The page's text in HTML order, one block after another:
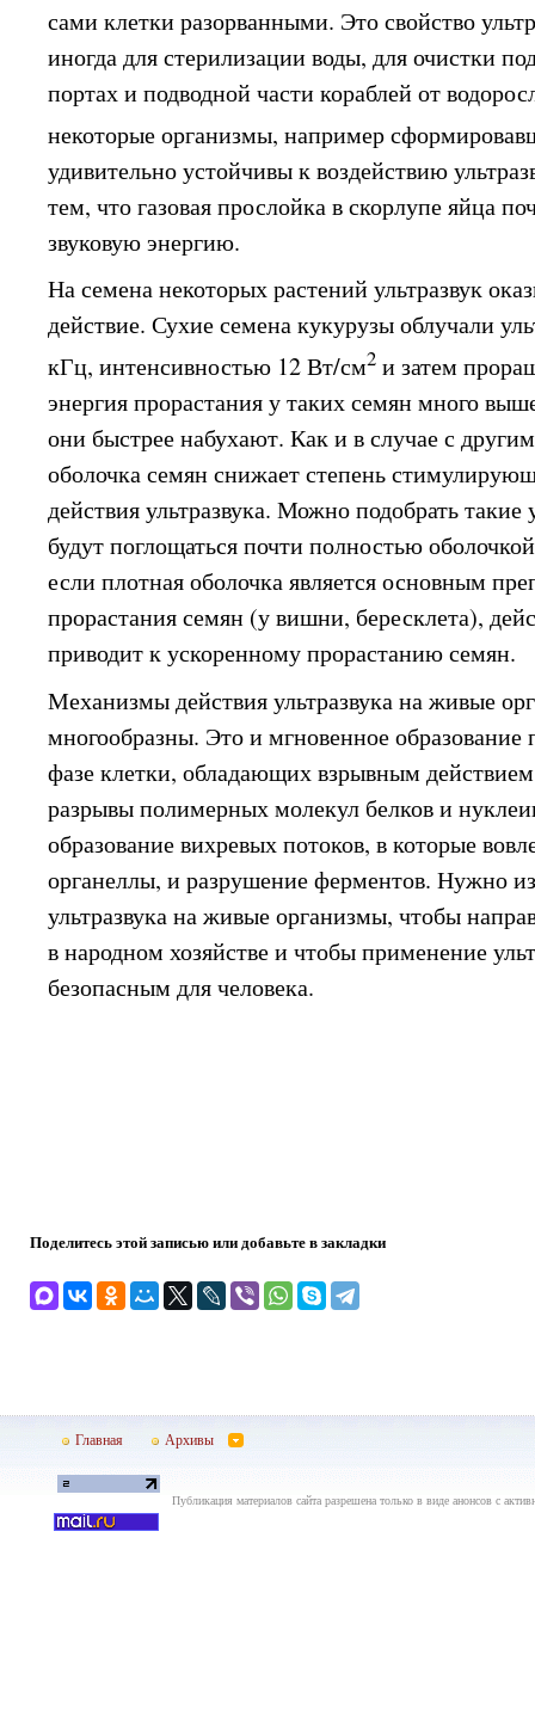
сами клетки разорванными. Это свойство
иногда для стерилизации воды, для очистки
портах и подводной части кораблей от
некоторые организмы, например
удивительно устойчивы к воздействию
тем, что газовая прослойка в скорлупе яйца
звуковую энергию.
На семена некоторых растений ультразвук
действие. Сухие семена кукурузы облучали
кГц, интенсивностью 12 Вт/см2 и затем
энергия прорастания у таких семян много
они быстрее набухают. Как и в случае с
оболочка семян снижает степень
действия ультразвука. Можно подобрать такие
будут поглощаться почти полностью
если плотная оболочка является основным
прорастания семян (у вишни, бересклета),
приводит к ускоренному прорастанию семян.
Механизмы действия ультразвука на живые
многообразны. Это и мгновенное образование
фазе клетки, обладающих взрывным
разрывы полимерных молекул белков и
образование вихревых потоков, в которые
органеллы, и разрушение ферментов. Нужно
ультразвука на живые организмы, чтобы
в народном хозяйстве и чтобы применение
безопасным для человека.
Поделитесь этой записью или добавьте в закладки
Главная Архивы
Публикация материалов сайта разрешена только в виде анонсов с